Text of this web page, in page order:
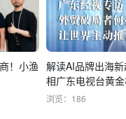
！小渔
解读AI品牌出海
相广东电视台黄
浏览：186